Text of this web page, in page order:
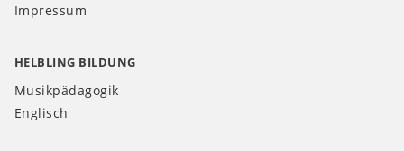
Impressum
HELBLING BILDUNG
Musikpädagogik
Englisch